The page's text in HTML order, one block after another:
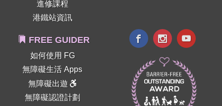
進修課程
港鐵站資訊
FREE GUIDER
如何使用 FG
無障礙生活 Apps
無障礙出遊
無障礙認證計劃